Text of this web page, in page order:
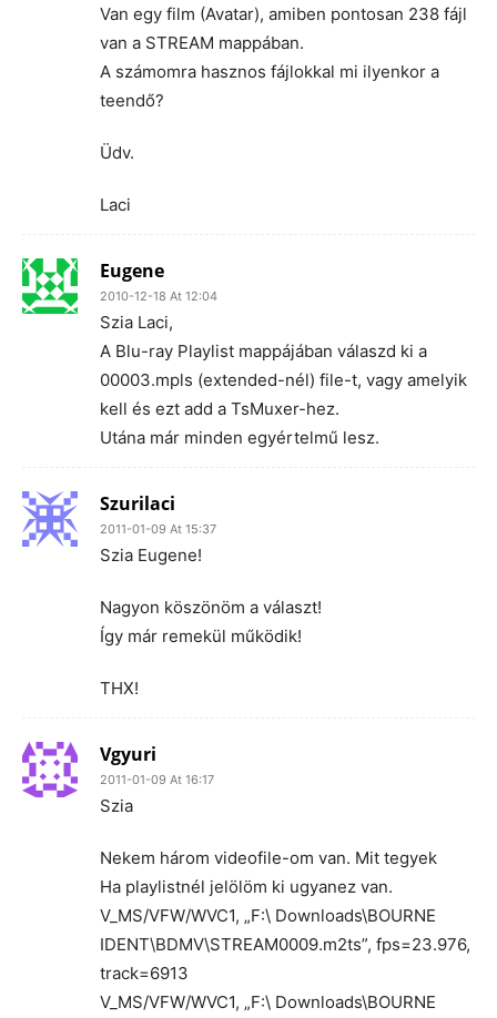
Van egy film (Avatar), amiben pontosan 238 fájl
van a STREAM mappában.
A számomra hasznos fájlokkal mi ilyenkor a
teendő?
Üdv.
Laci
Eugene
2010-12-18 At 12:04
Szia Laci,
A Blu-ray Playlist mappájában válaszd ki a
00003.mpls (extended-nél) file-t, vagy amelyik
kell és ezt add a TsMuxer-hez.
Utána már minden egyértelmű lesz.
Szurilaci
2011-01-09 At 15:37
Szia Eugene!
Nagyon köszönöm a választ!
Így már remekül működik!
THX!
Vgyuri
2011-01-09 At 16:17
Szia
Nekem három videofile-om van. Mit tegyek
Ha playlistnél jelölöm ki ugyanez van.
V_MS/VFW/WVC1, „F:\ Downloads\BOURNE
IDENT\BDMV\STREAM0009.m2ts”, fps=23.976,
track=6913
V_MS/VFW/WVC1, „F:\ Downloads\BOURNE